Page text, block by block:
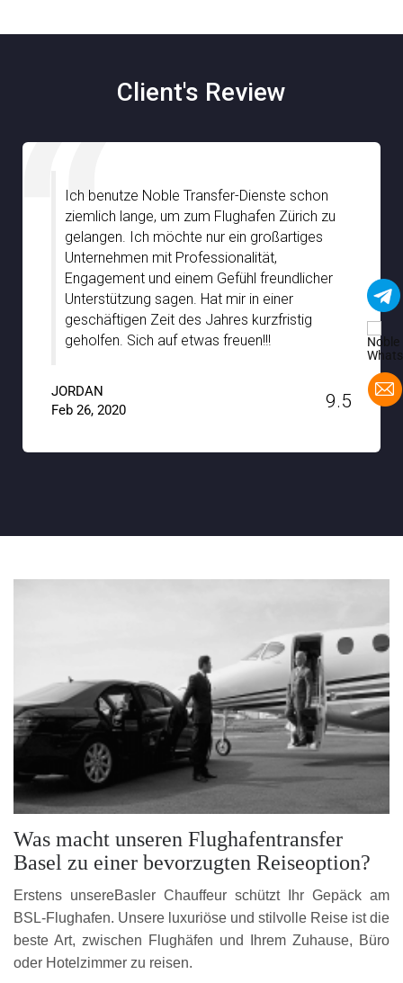
Client's Review
Ich bin sehr beeindruckt von Noble
Transfer, insbesondere von der großartigen
Unterstützung, die wir von Ihren
Chauffeuren während unseres Aufenthalts
in Stuttgart erhalten haben. Sie waren gut
informiert und führten uns mit voller
Unterstützung und Geduld zu den
verborgenen Schätzen der Stadt. Ein
JACKSON
Was macht unseren Flughafentransfer
Basel zu einer bevorzugten Reiseoption?
Erstens unsereBasler Chauffeur schützt Ihr Gepäck am
BSL-Flughafen. Unsere luxuriöse und stilvolle Reise ist die
beste Art, zwischen Flughäfen und Ihrem Zuhause, Büro
oder Hotelzimmer zu reisen.